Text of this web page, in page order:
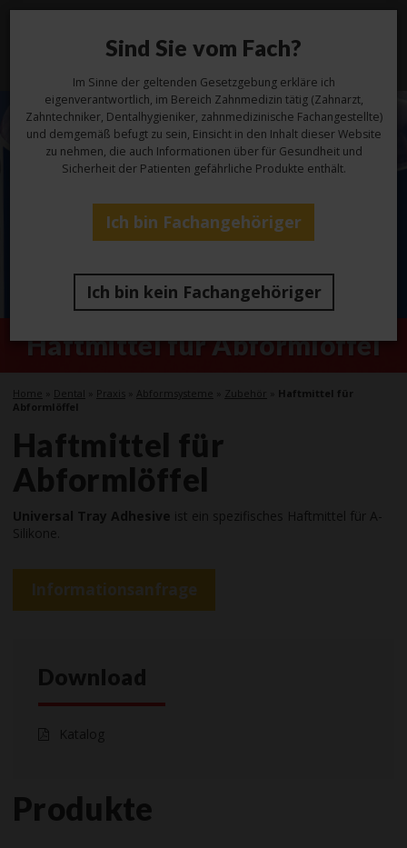
Haftmittel für Abformlöffel
Home Dental Praxis Abformsysteme Zubehör
Haftmittel für
Abformlöffel
Haftmittel für
Abformlöffel
Universal Tray Adhesive ist ein spezifisches Haftmittel für A-
Silikone.
Informationsanfrage
Download
Katalog
Produkte
Sind Sie vom Fach?
Im Sinne der geltenden Gesetzgebung erkläre ich
eigenverantwortlich, im Bereich Zahnmedizin tätig (Zahnarzt,
Zahntechniker, Dentalhygieniker, zahnmedizinische Fachangestellte)
und demgemäß befugt zu sein, Einsicht in den Inhalt dieser Website
zu nehmen, die auch Informationen über für Gesundheit und
Sicherheit der Patienten gefährliche Produkte enthält.
Ich bin Fachangehöriger
Ich bin kein Fachangehöriger